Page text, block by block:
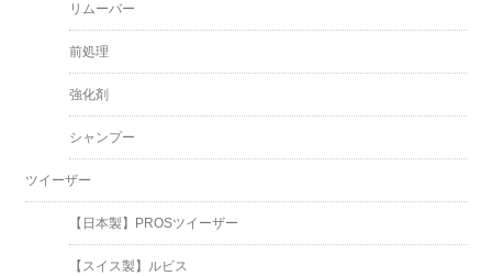
リムーバー
前処理
強化剤
シャンプー
ツイーザー
【日本製】PROSツイーザー
【スイス製】ルビス